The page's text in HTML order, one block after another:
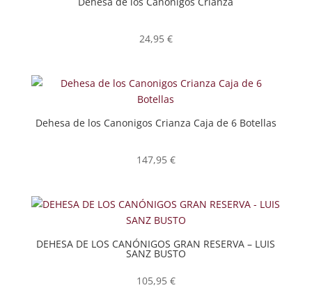
24,95 €
Dehesa de los Canonigos Crianza Caja de 6 Botellas
147,95 €
DEHESA DE LOS CANÓNIGOS GRAN RESERVA – LUIS
SANZ BUSTO
105,95 €